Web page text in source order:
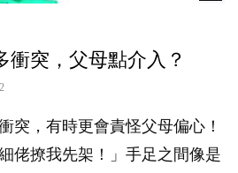
衝突，父母點介入？
突，有時更會責怪父母偏心！
佬撩我先架！」手足之間像是